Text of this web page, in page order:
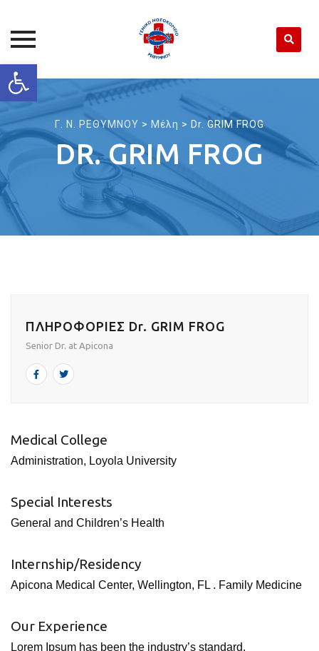
Open toolbar
Skip
to
Γ. Ν. ΡΕΘΥΜΝΟΥ > Μέλη > Dr. GRIM FROG
DR. GRIM FROG
ΠΛΗΡΟΦΟΡΙΕΣ Dr. GRIM FROG
Senior Dr. at Apicona
Medical College
Administration, Loyola University
Special Interests
General and Children’s Health
Internship/Residency
Apicona Medical Center, Wellington, FL . Family Medicine
Our Experience
Lorem Ipsum has been the industry’s standard.